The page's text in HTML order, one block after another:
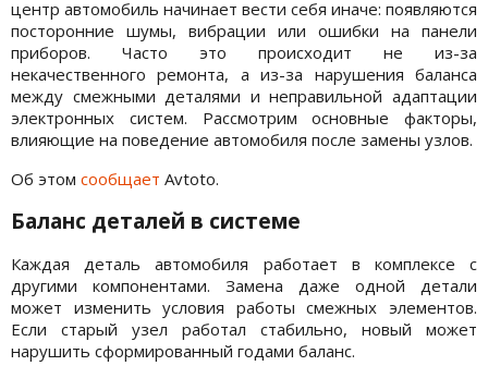
центр автомобиль начинает вести себя иначе: появляются
посторонние шумы, вибрации или ошибки на панели
приборов. Часто это происходит не из-за
некачественного ремонта, а из-за нарушения баланса
между смежными деталями и неправильной адаптации
электронных систем. Рассмотрим основные факторы,
влияющие на поведение автомобиля после замены узлов.
Об этом сообщает Avtoto.
Баланс деталей в системе
Каждая деталь автомобиля работает в комплексе с
другими компонентами. Замена даже одной детали
может изменить условия работы смежных элементов.
Если старый узел работал стабильно, новый может
нарушить сформированный годами баланс.